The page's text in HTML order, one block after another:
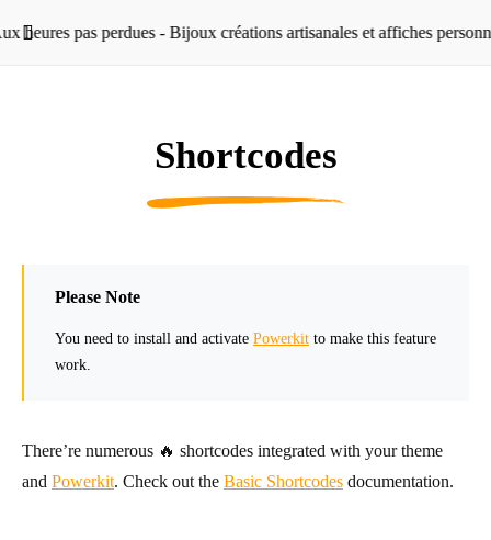
Shortcodes
Please Note
You need to install and activate Powerkit to make this feature
work.
There’re numerous 🔥 shortcodes integrated with your theme
and Powerkit. Check out the Basic Shortcodes documentation.